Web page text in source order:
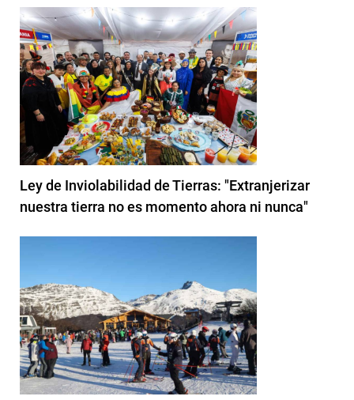
Ley de Inviolabilidad de Tierras: "Extranjerizar
nuestra tierra no es momento ahora ni nunca"